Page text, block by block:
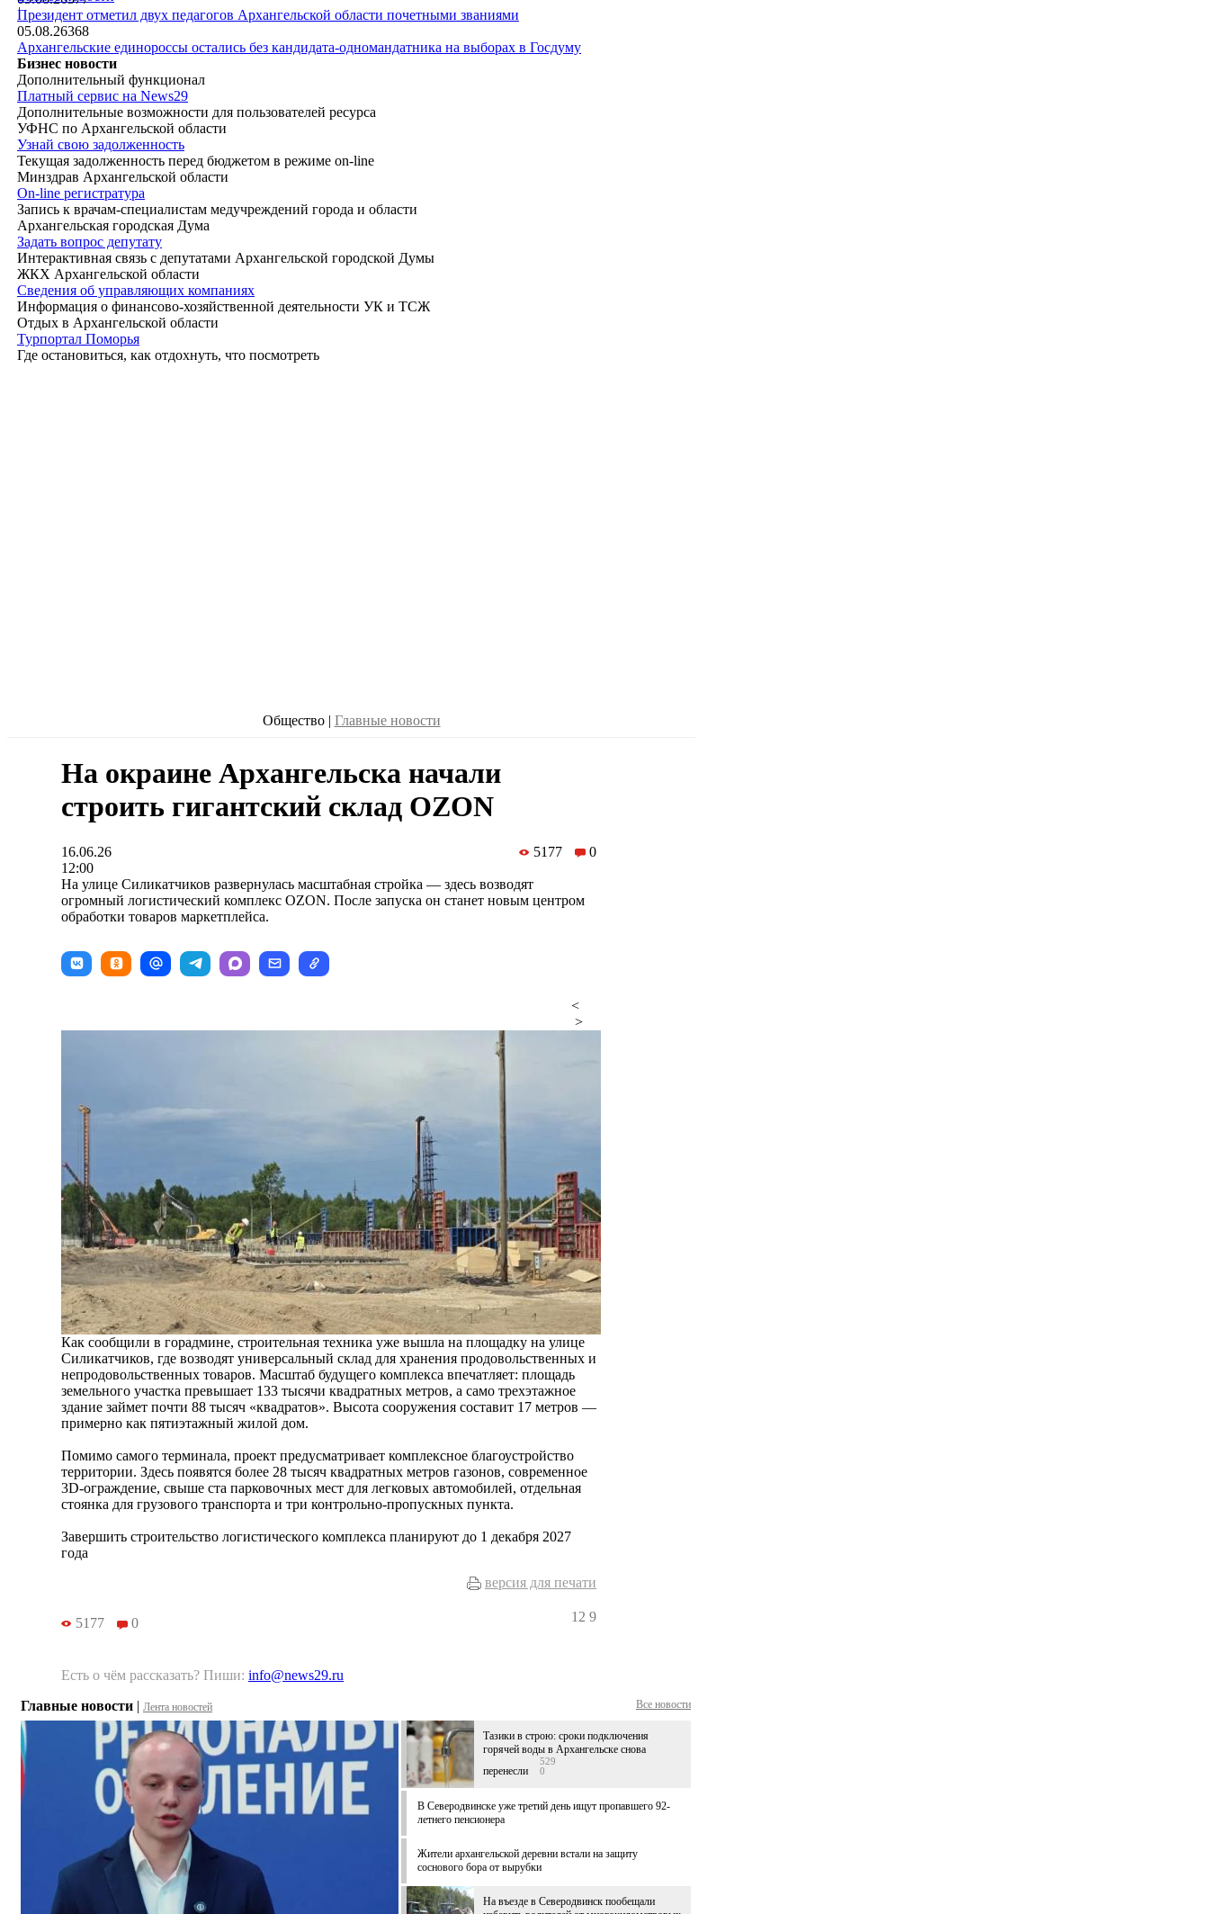
|
Президент отметил двух педагогов Архангельской области почетными званиями
05.08.26368
Архангельские единороссы остались без кандидата-одномандатника на выборах в Госдуму
Бизнес новости
Дополнительный функционал
Платный сервис на News29
Дополнительные возможности для пользователей ресурса
УФНС по Архангельской области
Узнай свою задолженность
Текущая задолженность перед бюджетом в режиме on-line
Минздрав Архангельской области
On-line регистратура
Запись к врачам-специалистам медучреждений города и области
Архангельская городская Дума
Задать вопрос депутату
Интерактивная связь с депутатами Архангельской городской Думы
ЖКХ Архангельской области
Сведения об управляющих компаниях
Информация о финансово-хозяйственной деятельности УК и ТСЖ
Отдых в Архангельской области
Турпортал Поморья
Где остановиться, как отдохнуть, что посмотреть
Общество | Главные новости
На окраине Архангельска начали
строить гигантский склад OZON
16.06.26
12:00
5177 0
На улице Силикатчиков развернулась масштабная стройка — здесь возводят
огромный логистический комплекс OZON. После запуска он станет новым центром
обработки товаров маркетплейса.
<
>
Как сообщили в горадмине, строительная техника уже вышла на площадку на улице
Силикатчиков, где возводят универсальный склад для хранения продовольственных и
непродовольственных товаров. Масштаб будущего комплекса впечатляет: площадь
земельного участка превышает 133 тысячи квадратных метров, а само трехэтажное
здание займет почти 88 тысяч «квадратов». Высота сооружения составит 17 метров —
примерно как пятиэтажный жилой дом.
Помимо самого терминала, проект предусматривает комплексное благоустройство
территории. Здесь появятся более 28 тысяч квадратных метров газонов, современное
3D-ограждение, свыше ста парковочных мест для легковых автомобилей, отдельная
стоянка для грузового транспорта и три контрольно-пропускных пункта.
Завершить строительство логистического комплекса планируют до 1 декабря 2027
года
версия для печати
5177 0 12 9
Есть о чём рассказать? Пиши: info@news29.ru
Главные новости | Лента новостей Все новости
Тазики в строю: сроки подключения
горячей воды в Архангельске снова
перенесли
529
0
В Северодвинске уже третий день ищут пропавшего 92-
летнего пенсионера
Жители архангельской деревни встали на защиту
соснового бора от вырубки
На въезде в Северодвинск пообещали